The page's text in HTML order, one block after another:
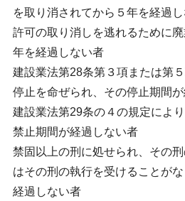
を取り消されてから５年を経過
許可の取り消しを逃れるために
年を経過しない者
建設業法第28条第３項または第
停止を命ぜられ、その停止期間
建設業法第29条の４の規定によ
禁止期間が経過しない者
禁固以上の刑に処せられ、その
はその刑の執行を受けることが
経過しない者